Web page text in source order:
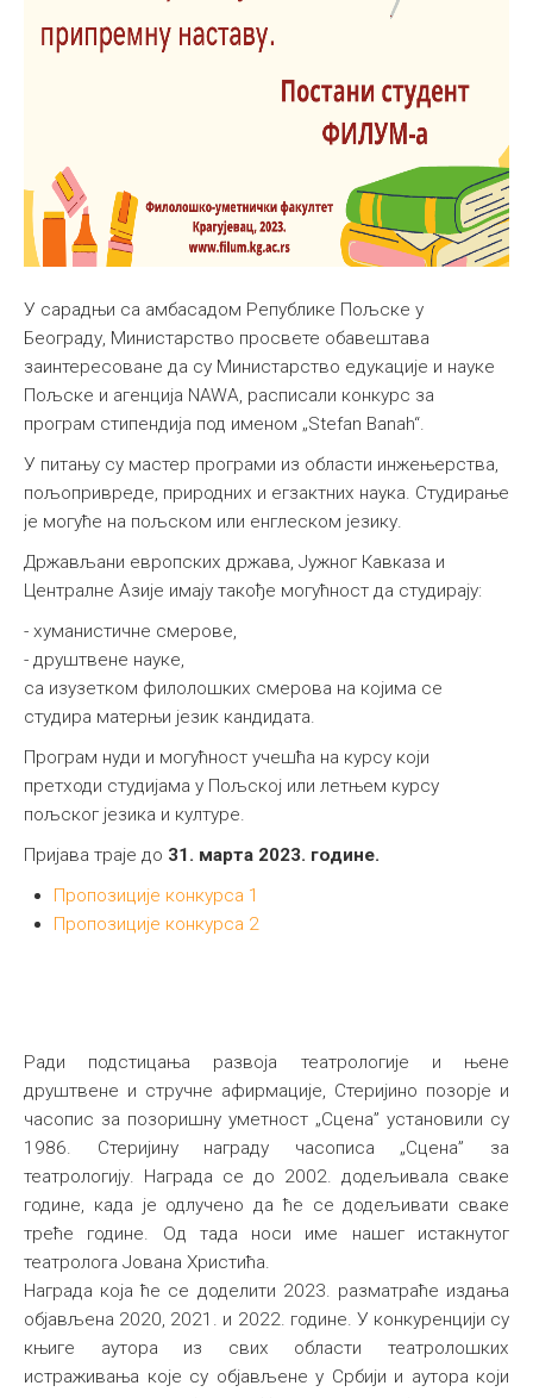
У сарадњи са амбасадом Рeпублике Пољске у
Београду, Министарство просвете обавештава
заинтересоване да су Министарство едукације и науке
Пољске и агенција NAWA, расписали конкурс за
програм стипендија под именом „Stefan Banah“.
У питању су мастер програми из области инжењерства,
пољопривреде, природних и егзактних наука. Студирање
је могуће на пољском или енглеском језику.
Држављани европских држава, Јужног Кавказа и
Централне Азије имају такође могућност да студирају:
- хуманистичне смерове,
- друштвене науке,
са изузетком филолошких смерова на којима се
студира матерњи језик кандидата.
Програм нуди и могућност учешћа на курсу који
претходи студијама у Пољској или летњем курсу
пољског језика и културе.
Пријава траје до 31. марта 2023. године.
Пропозиције конкурса 1
Пропозиције конкурса 2
Ради подстицања развоја театрологије и њене
друштвене и стручне афирмације, Стеријино позорје и
часопис за позоришну уметност „Сцена” установили су
1986. Стеријину награду часописа „Сцена” за
театрологију. Награда се до 2002. додељивала сваке
године, када је одлучено да ће се додељивати сваке
треће године. Од тада носи име нашег истакнутог
театролога Јована Христића.
Награда која ће се доделити 2023. разматраће издања
објављена 2020, 2021. и 2022. године. У конкуренцији су
књиге аутора из свих области театролошких
истраживања које су објављене у Србији и аутора који